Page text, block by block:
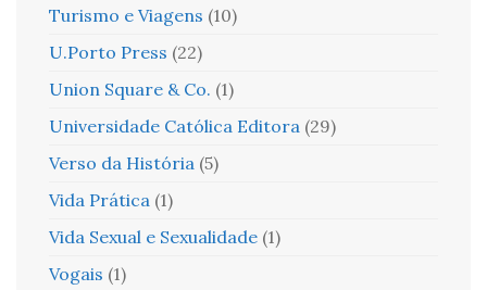
Turismo e Viagens (10)
U.Porto Press (22)
Union Square & Co. (1)
Universidade Católica Editora (29)
Verso da História (5)
Vida Prática (1)
Vida Sexual e Sexualidade (1)
Vogais (1)